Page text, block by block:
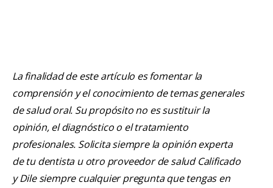
La finalidad de este artículo es fomentar la
comprensión y el conocimiento de temas generales
de salud oral. Su propósito no es sustituir la
opinión, el diagnóstico o el tratamiento
profesionales. Solicita siempre la opinión experta
de tu dentista u otro proveedor de salud Calificado
y Dile siempre cualquier pregunta que tengas en